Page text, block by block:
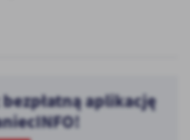
aplikację